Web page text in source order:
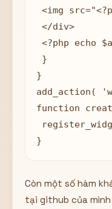
<img
</div>
<?php echo
}
}
add_action(
function
}
Còn một số hàm
tại github của